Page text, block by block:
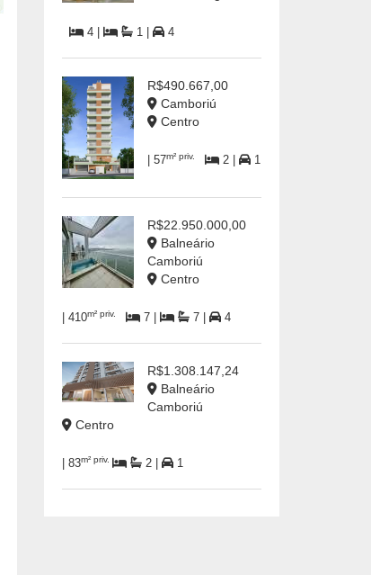
4 | 1 | 4
R$490.667,00
Camboriú
Centro
| 57m² priv. 2 | 1
R$22.950.000,00
Balneário
Camboriú
Centro
| 410m² priv. 7 | 7 | 4
R$1.308.147,24
Balneário
Camboriú
Centro
| 83m² priv. 2 | 1